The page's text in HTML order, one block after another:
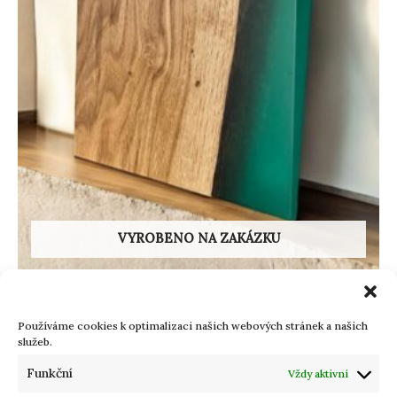
Používáme cookies k optimalizaci našich webových stránek a našich
služeb.
Funkční Vždy aktivní
VYROBENO NA ZAKÁZKU
Hodnocení
3490Kč